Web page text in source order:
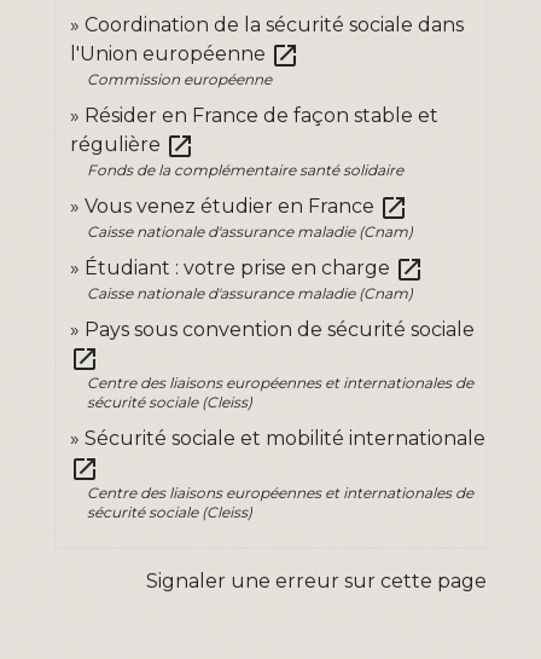
Coordination de la sécurité sociale dans
l'Union européenne open_in_new
Commission européenne
Résider en France de façon stable et
régulière open_in_new
Fonds de la complémentaire santé solidaire
Vous venez étudier en France open_in_new
Caisse nationale d'assurance maladie (Cnam)
Étudiant : votre prise en charge open_in_new
Caisse nationale d'assurance maladie (Cnam)
Pays sous convention de sécurité sociale
open_in_new
Centre des liaisons européennes et internationales de
sécurité sociale (Cleiss)
Sécurité sociale et mobilité internationale
open_in_new
Centre des liaisons européennes et internationales de
sécurité sociale (Cleiss)
Signaler une erreur sur cette page